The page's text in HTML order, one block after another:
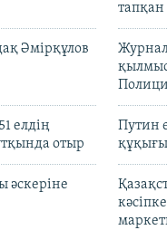
тапқан
Әмірқұлов
елдің
отыр
Путин
әскеріне